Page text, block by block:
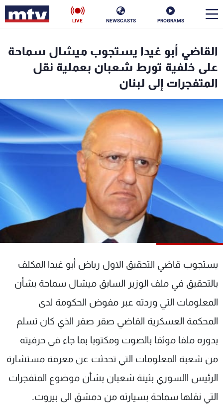
PROGRAMS
NEWSCASTS
LIVE
القاضي أبو غيدا يستجوب ميشال سماحة
على خلفية تورط شعبان بعملية نقل
المتفجرات إلى لبنان
يستجوب قاضي التحقيق الاول رياض أبو غيدا المكلف
بالتحقيق في ملف الوزير السابق ميشال سماحة بشأن
المعلومات التي وردته عبر مفوض الحكومة لدى
المحكمة العسكرية القاضي صقر صقر الذي كان تسلم
بدوره ملفا موثقا بالصوت ومكتوبا بما جاء في حرفيته
من شعبة المعلومات التي تحدثت عن معرفة مستشارة
الرئيس االسوري بثينة شعبان بشأن موضوع المتفجرات
التي نقلها سماحة بسيارته من دمشق الى بيروت.
الأخبار
سياسة
فن
منوعات رياضة
كأس العالم
البرامج
جدول البرامج
شاهد البرامج
الترددات
عن MTV
الإنـتـاج
لاعلاناتكم
وظائف
تواصل معنا
شروط الإسـتخدام